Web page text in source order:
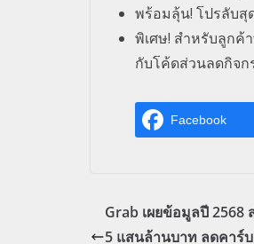
พร้อมลุ้น! โปรลับสุ
พิเศษ! สำหรับลูกค้
กับโค้ดส่วนลดกิจก
Facebook
Grab เผยข้อมูลปี 2568
5 แสนล้านบาท ลดคาร์